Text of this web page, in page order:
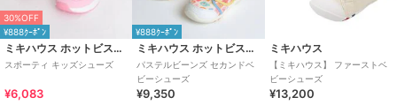
30%OFF
¥888ｸｰﾎﾟﾝ
ミキハウス ホットビスケッツ
スポーティ キッズシューズ
¥6,083
¥888ｸｰﾎﾟﾝ
ミキハウス ホットビスケッツ
パステルビーンズ セカンドベ
ビーシューズ
¥9,350
ミキハウス
【ミキハウス】 ファーストベ
ビーシューズ
¥13,200